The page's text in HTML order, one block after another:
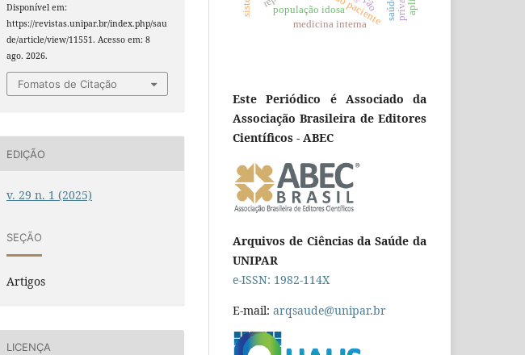
Disponível em:
https://revistas.unipar.br/index.php/sau
de/article/view/11551. Acesso em: 8
ago. 2026.
Fomatos de Citação
EDIÇÃO
v. 29 n. 1 (2025)
SEÇÃO
Artigos
LICENÇA
população idosa
medicina interna
Este Periódico é Associado da
Associação Brasileira de Editores
Científicos - ABEC
Arquivos de Ciências da Saúde da
UNIPAR
e-ISSN: 1982-114X
E-mail: arqsaude@unipar.br